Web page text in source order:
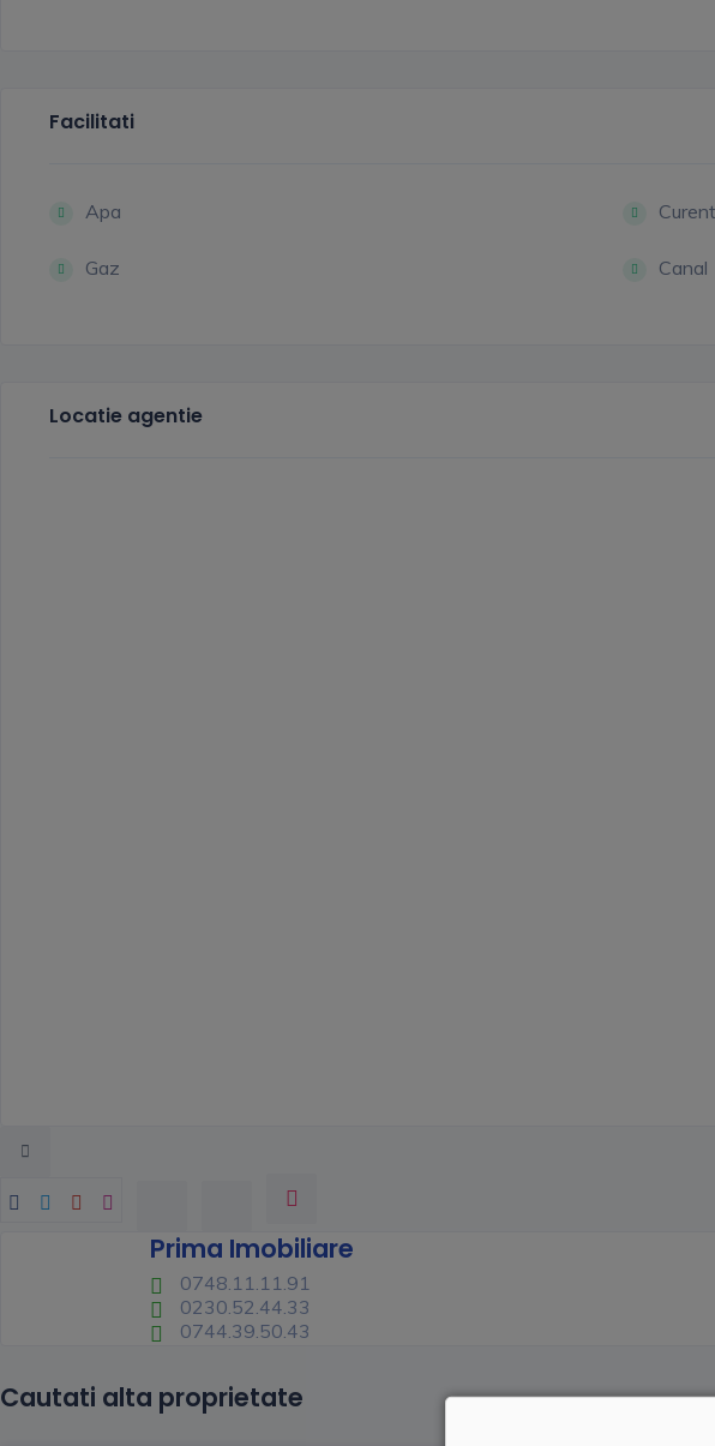
Facilitati
Apa
Gaz Canal
Locatie agentie
Prima Imobiliare
0748.11.11.91
0230.52.44.33
0744.39.50.43
Cautati alta proprietate